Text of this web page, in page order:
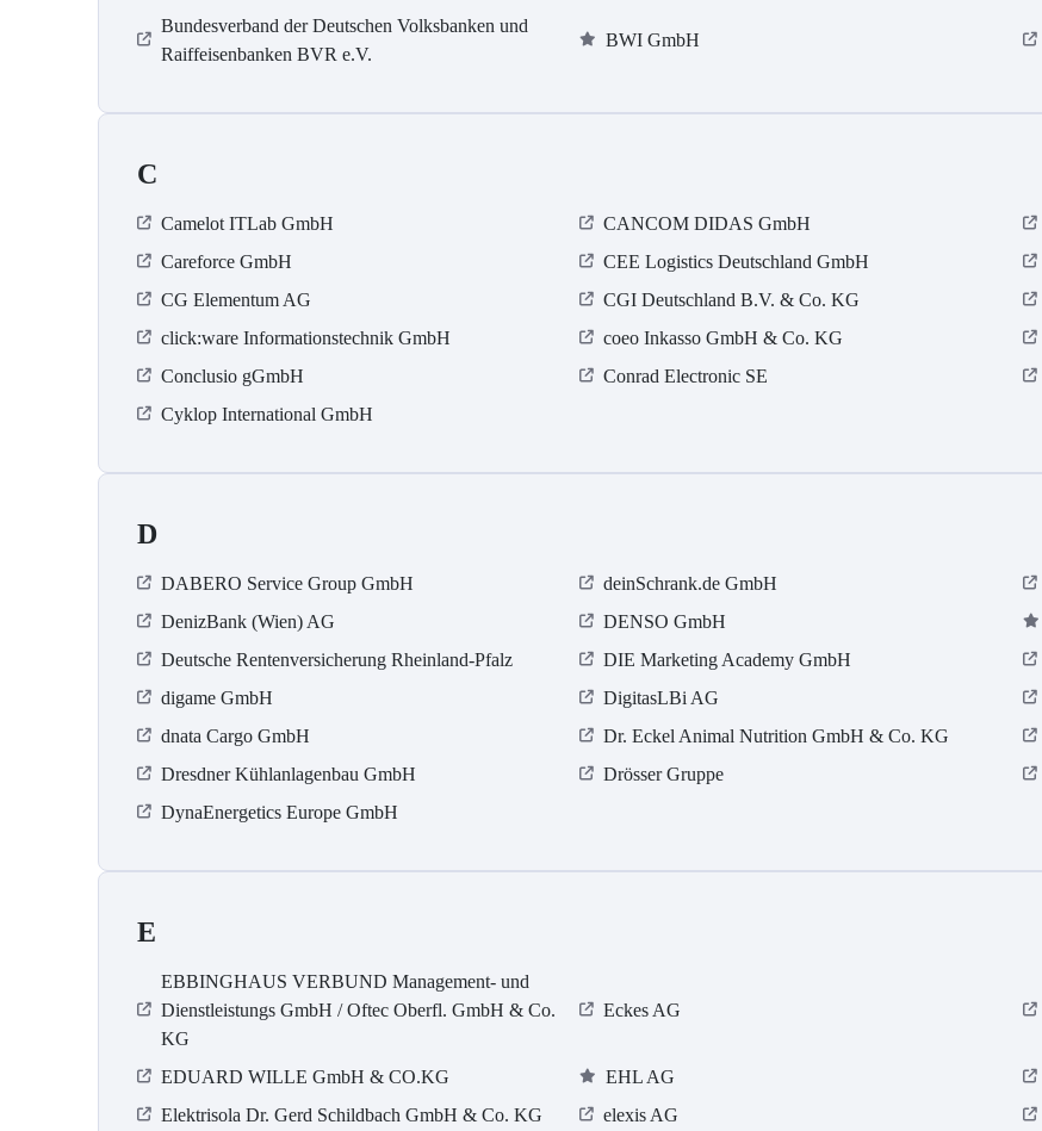
Bundesverband der Deutschen Volksbanken und
Raiffeisenbanken BVR e.V.
BWI GmbH
C
Camelot ITLab GmbH CANCOM DIDAS GmbH
Careforce GmbH
CEE Logistics Deutschland GmbH
CG Elementum AG
CGI Deutschland B.V. & Co. KG
click:ware Informationstechnik GmbH
coeo Inkasso GmbH & Co. KG
Conclusio gGmbH
Conrad Electronic SE
Cyklop International GmbH
D
DABERO Service Group GmbH deinSchrank.de GmbH
DenizBank (Wien) AG
DENSO GmbH
Deutsche Rentenversicherung Rheinland-Pfalz
DIE Marketing Academy GmbH
digame GmbH
DigitasLBi AG
dnata Cargo GmbH
Dr. Eckel Animal Nutrition GmbH & Co. KG
Dresdner Kühlanlagenbau GmbH
Drösser Gruppe
DynaEnergetics Europe GmbH
E
EBBINGHAUS VERBUND Management- und
Dienstleistungs GmbH / Oftec Oberfl. GmbH & Co.
KG
Eckes AG
EDUARD WILLE GmbH & CO.KG EHL AG
Elektrisola Dr. Gerd Schildbach GmbH & Co. KG
elexis AG